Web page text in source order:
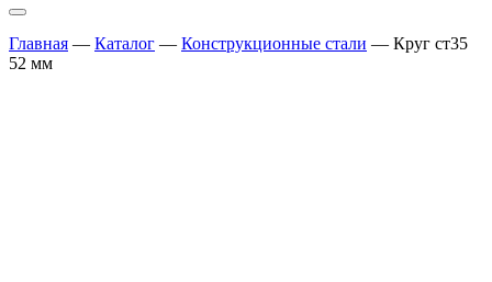
Главная — Каталог — Конструкционные стали — Круг ст35
52 мм